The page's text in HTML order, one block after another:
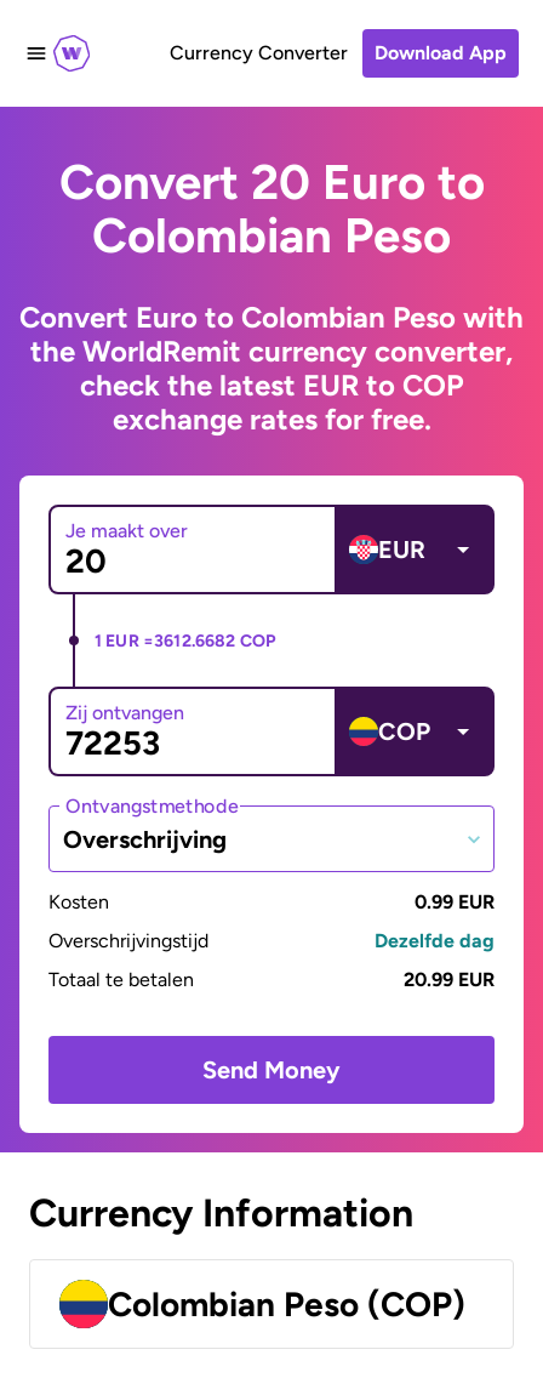
Currency Converter Download App
Convert 20 Euro to
Colombian Peso
Convert Euro to Colombian Peso with
the WorldRemit currency converter,
check the latest EUR to COP
exchange rates for free.
Je maakt over
EUR
1 EUR =3612.6682 COP
Zij ontvangen
COP
Ontvangstmethode
Overschrijving
Kosten
0.99 EUR
Overschrijvingstijd
Dezelfde dag
Totaal te betalen
20.99 EUR
Send Money
Currency Information
Colombian Peso (COP)